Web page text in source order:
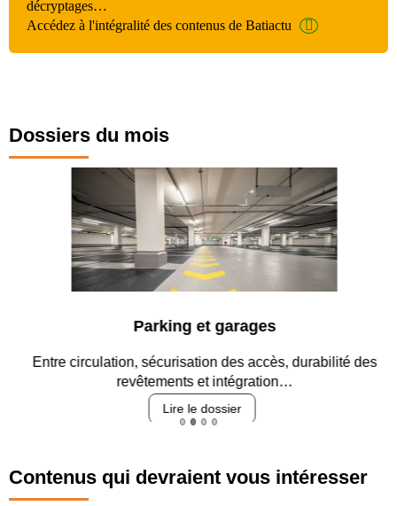
décryptages…
Accédez à l'intégralité des contenus de Batiactu
Dossiers du mois
Parking et garages
Entre circulation, sécurisation des accès, durabilité des
revêtements et intégration…
Lire le dossier
Contenus qui devraient vous intéresser